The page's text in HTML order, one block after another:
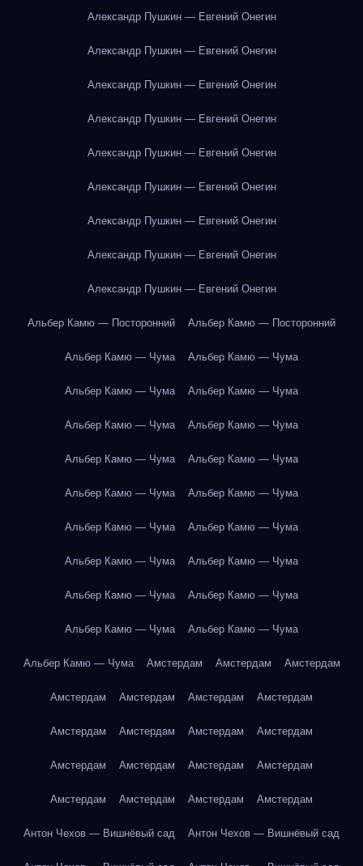
Александр Пушкин — Евгений Онегин
Александр Пушкин — Евгений Онегин
Александр Пушкин — Евгений Онегин
Александр Пушкин — Евгений Онегин
Александр Пушкин — Евгений Онегин
Александр Пушкин — Евгений Онегин
Александр Пушкин — Евгений Онегин
Александр Пушкин — Евгений Онегин
Александр Пушкин — Евгений Онегин
Альбер Камю — Посторонний Альбер Камю — Посторонний
Альбер Камю — Чума Альбер Камю — Чума
Альбер Камю — Чума Альбер Камю — Чума
Альбер Камю — Чума Альбер Камю — Чума
Альбер Камю — Чума Альбер Камю — Чума
Альбер Камю — Чума Альбер Камю — Чума
Альбер Камю — Чума Альбер Камю — Чума
Альбер Камю — Чума Альбер Камю — Чума
Альбер Камю — Чума Альбер Камю — Чума
Альбер Камю — Чума Альбер Камю — Чума
Альбер Камю — Чума Амстердам Амстердам Амстердам
Амстердам Амстердам Амстердам Амстердам
Амстердам Амстердам Амстердам Амстердам
Амстердам Амстердам Амстердам Амстердам
Амстердам Амстердам Амстердам Амстердам
Антон Чехов — Вишнёвый сад Антон Чехов — Вишнёвый сад